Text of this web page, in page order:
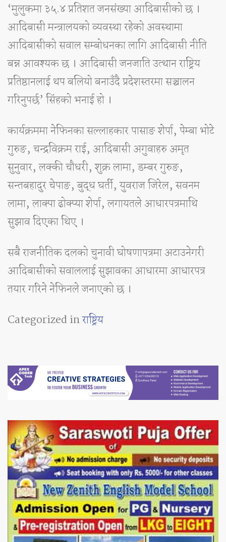
‘मुलुकमा ३५.४ प्रतिशत जनसंख्या आदिबासीको छ ।
आदिबासी मन्त्रालयको व्यवस्था रहेको अवस्थामा
आदिबासीको सवाल सम्बोधनका लागि आदिबासी नीति
बन्न आवश्यक छ । आदिबासी जनजाति उत्थान राष्ट्रिय
प्रतिष्ठानलाई थप बलियो बनाउँदै प्रदेशस्तरमा सञ्चालन
गरिनुपर्छ’ सिंहको भनाई हो ।
कार्यक्रममा नेफिनका सल्लाहकार पासाङ शेर्पा, पेम्बा भोटे
गुरुङ, चन्द्रविक्रम राई, आदिबासी अगुवाहरु अमृत
सुनुवार, लक्की चौधरी, शुक्र लामा, डम्बर गुरुङ,
सन्तबहादुर चेपाङ, बुद्ध घर्ती, युवराज जिरेल, सवनम
लामा, लाक्पा ढोक्प्या शेर्पा, लगायतले आधारपत्रमाथि
सुझाव दिएका थिए ।
सबै राजनीतिक दलको चुनावी घोषणापत्रमा अटाउनेगरी
आदिबासीको सवाललाई सुझावका आधारमा आधारपत्र
तयार गरिने नेफिनले जनाएको छ ।
Categorized inराष्ट्रिय